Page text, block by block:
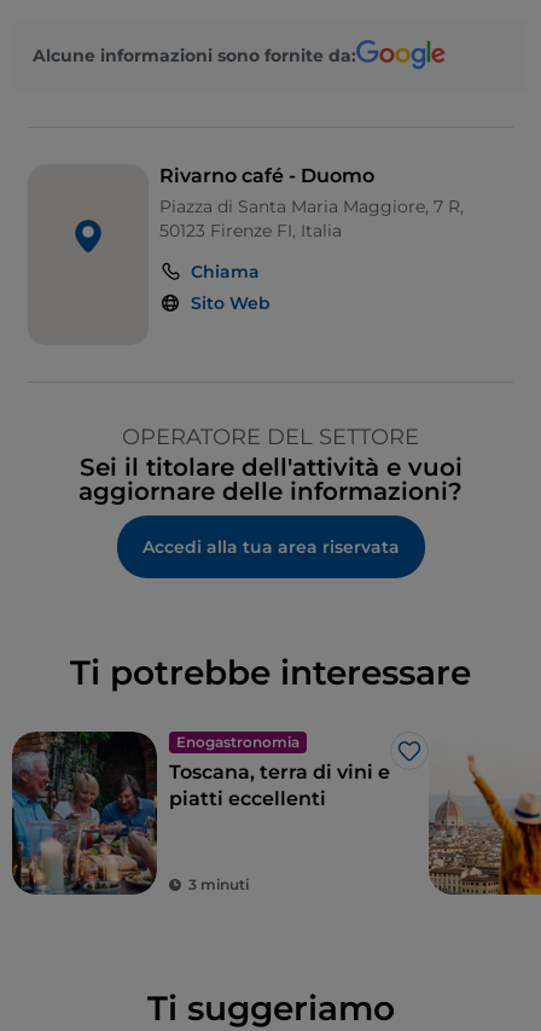
Alcune informazioni sono fornite da:
Rivarno café - Duomo
Piazza di Santa Maria Maggiore, 7 R,
50123 Firenze FI, Italia
Chiama
Sito Web
OPERATORE DEL SETTORE
Sei il titolare dell'attività e vuoi
aggiornare delle informazioni?
Accedi alla tua area riservata
Ti potrebbe interessare
Enogastronomia
Like
Toscana, terra di vini e
piatti eccellenti
3 minuti
Ti suggeriamo